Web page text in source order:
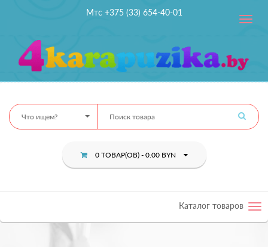
Мтс +375 (33) 654-40-01
Toggle
Что ищем?
0 ТОВАР(ОВ) - 0.00 BYN
Каталог товаров